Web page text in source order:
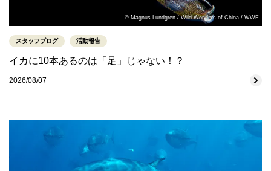
© Magnus Lundgren / Wild Wonders of China / WWF
スタッフブログ 活動報告
イカに10本あるのは「足」じゃない！？
2026/08/07